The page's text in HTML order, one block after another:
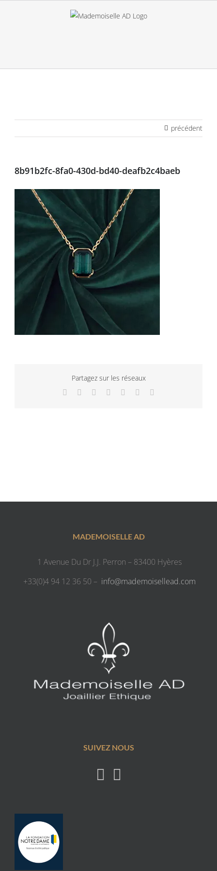
précédent
8b91b2fc-8fa0-430d-bd40-deafb2c4baeb
Partagez sur les réseaux
Facebook
TwitterLinkedInWhatsApp
TumblrPinterest
MADEMOISELLE AD
1 Avenue Du Dr J.J. Perron – 83400 Hyères
+33(0)4 94 12 36 50 – info@mademoisellead.com
SUIVEZ NOUS